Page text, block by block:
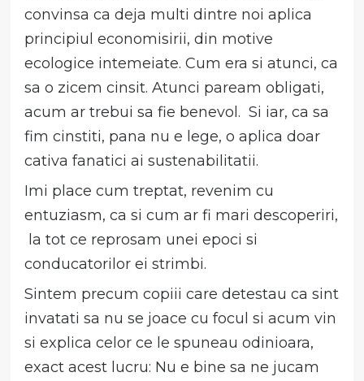
convinsa ca deja multi dintre noi aplica
principiul economisirii, din motive
ecologice intemeiate. Cum era si atunci, ca
sa o zicem cinsit. Atunci paream obligati,
acum ar trebui sa fie benevol. Si iar, ca sa
fim cinstiti, pana nu e lege, o aplica doar
cativa fanatici ai sustenabilitatii.
Imi place cum treptat, revenim cu
entuziasm, ca si cum ar fi mari descoperiri,
la tot ce reprosam unei epoci si
conducatorilor ei strimbi.
Sintem precum copiii care detestau ca sint
invatati sa nu se joace cu focul si acum vin
si explica celor ce le spuneau odinioara,
exact acest lucru: Nu e bine sa ne jucam